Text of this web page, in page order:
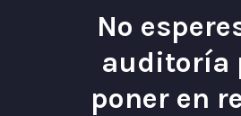
No
auditoría
poner en